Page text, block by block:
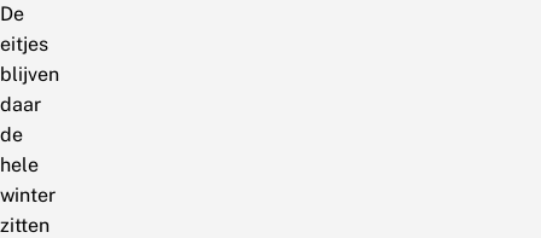
De
eitjes
blijven
daar
de
hele
winter
zitten